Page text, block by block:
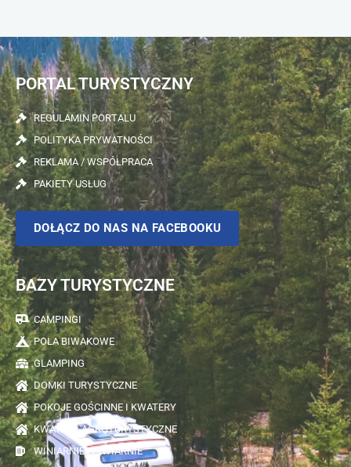
PORTAL TURYSTYCZNY
REGULAMIN PORTALU
POLITYKA PRYWATNOŚCI
REKLAMA / WSPÓŁPRACA
PAKIETY USŁUG
DOŁĄCZ DO NAS NA FACEBOOKU
BAZY TURYSTYCZNE
CAMPINGI
POLA BIWAKOWE
GLAMPING
DOMKI TURYSTYCZNE
POKOJE GOŚCINNE I KWATERY
KWATERY AGROTURYSTYCZNE
WINIARNIE I PIWIARNIE